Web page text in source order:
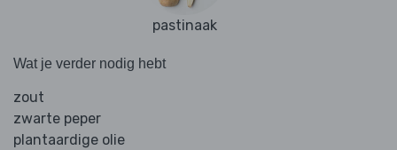
pastinaak
Wat je verder nodig hebt
zout
zwarte peper
plantaardige olie